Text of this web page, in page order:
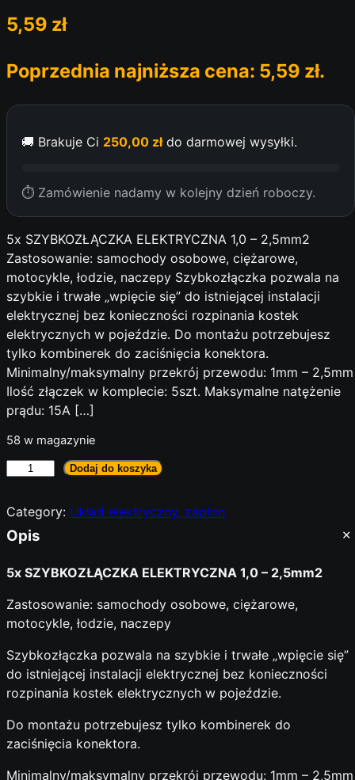
5,59 zł
Poprzednia najniższa cena: 5,59 zł.
🚚 Brakuje Ci 250,00 złdo darmowej wysyłki.
⏱ Zamówienie nadamy w kolejny dzień roboczy.
5x SZYBKOZŁĄCZKA ELEKTRYCZNA 1,0 – 2,5mm2
Zastosowanie: samochody osobowe, ciężarowe,
motocykle, łodzie, naczepy Szybkozłączka pozwala na
szybkie i trwałe „wpięcie się” do istniejącej instalacji
elektrycznej bez konieczności rozpinania kostek
elektrycznych w pojeździe. Do montażu potrzebujesz
tylko kombinerek do zaciśnięcia konektora.
Minimalny/maksymalny przekrój przewodu: 1mm – 2,5mm
Ilość złączek w komplecie: 5szt. Maksymalne natężenie
prądu: 15A […]
58 w magazynie
o
ś
ć
5
x
K
o
e
k
t
o
z
Dodaj do koszyka
Category: Układ elektryczny, zapłon
Opis
5x SZYBKOZŁĄCZKA ELEKTRYCZNA 1,0 – 2,5mm2
Zastosowanie: samochody osobowe, ciężarowe,
motocykle, łodzie, naczepy
Szybkozłączka pozwala na szybkie i trwałe „wpięcie się”
do istniejącej instalacji elektrycznej bez konieczności
rozpinania kostek elektrycznych w pojeździe.
Do montażu potrzebujesz tylko kombinerek do
zaciśnięcia konektora.
Minimalny/maksymalny przekrój przewodu: 1mm – 2,5mm